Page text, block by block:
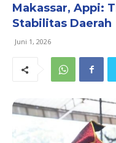
Makassar, Appi:
Stabilitas Daerah
Juni 1, 2026